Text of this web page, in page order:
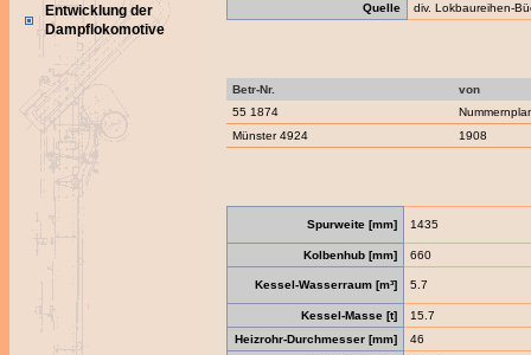
Entwicklung der
Dampflokomotive
Quelle
div. Lokbaureihen-
Betr-Nr.
von
55 1874
Münster 4924
1908
Spurweite [mm] 1435
Kolbenhub [mm] 660
Kessel-Wasserraum [m³] 5.7
Kessel-Masse [t]
15.7
Heizrohr-Durchmesser [mm]
46